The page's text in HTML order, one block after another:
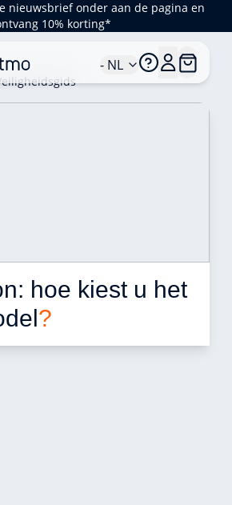
nieuwsbrief onder aan de pagina en
10% korting*
- NL
hoe kiest u het
?